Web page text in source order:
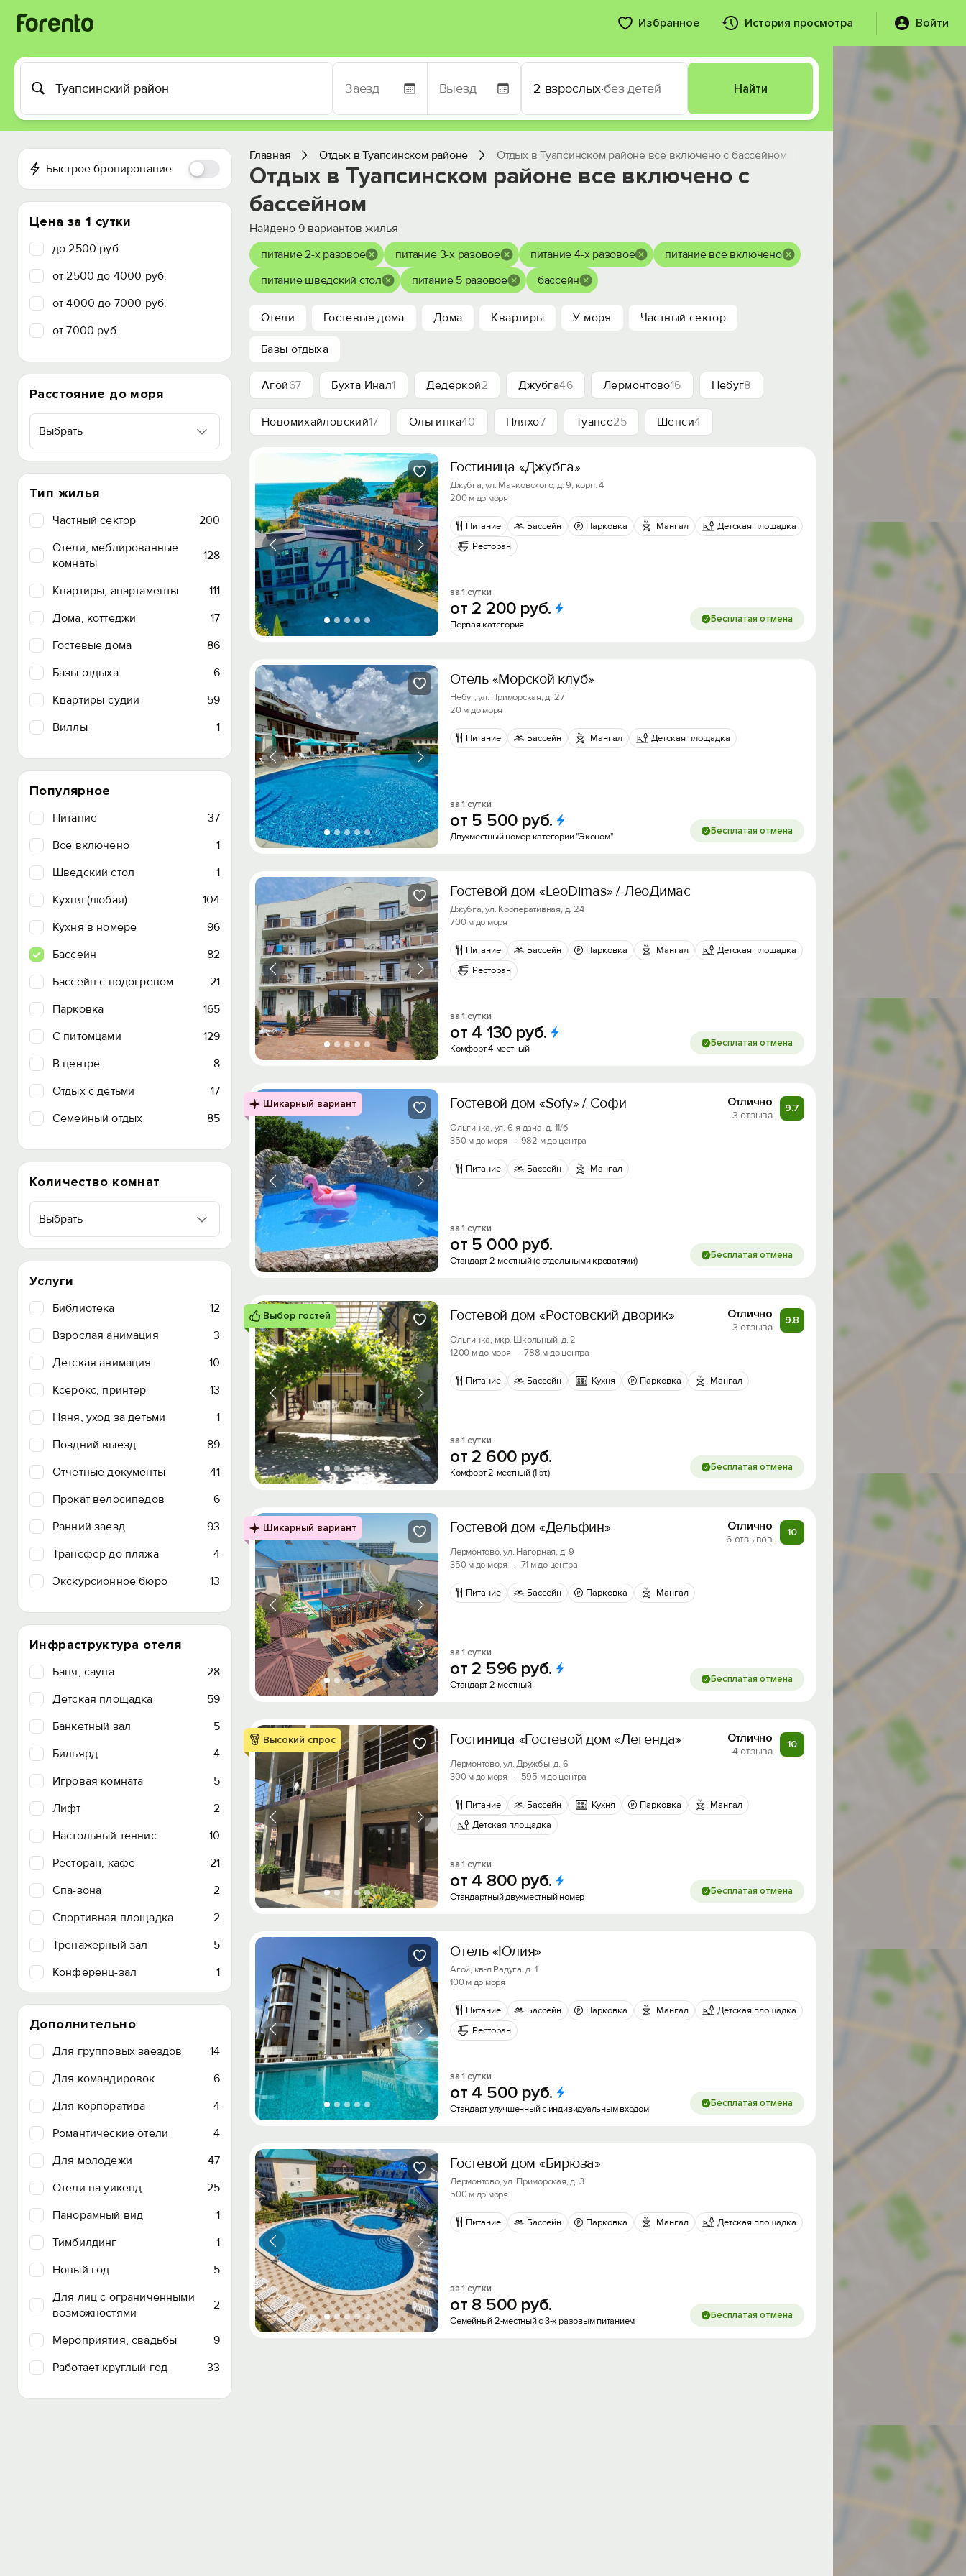
Избранное История просмотра Войти
2 взрослых·без детей Найти
Быстрое бронирование
Цена за 1 сутки
до 2500 руб.
от 2500 до 4000 руб.
от 4000 до 7000 руб.
от 7000 руб.
Расстояние до моря
Выбрать
Тип жилья
Частный сектор
200
Отели, меблированные
комнаты
128
Квартиры, апартаменты
111
Дома, коттеджи
17
Гостевые дома
86
Базы отдыха
6
Квартиры-судии
59
Виллы
1
Популярное
Питание
37
Все включено
1
Шведский стол
1
Кухня (любая)
104
Кухня в номере
96
Бассейн
82
Бассейн с подогревом
21
Парковка
165
C питомцами
129
В центре
8
Отдых с детьми
17
Семейный отдых
85
Количество комнат
Выбрать
Услуги
Библиотека
12
Взрослая анимация
3
Детская анимация
10
Ксерокс, принтер
13
Няня, уход за детьми
1
Поздний выезд
89
Отчетные документы
41
Прокат велосипедов
6
Ранний заезд
93
Трансфер до пляжа
4
Экскурсионное бюро
13
Инфраструктура отеля
Баня, сауна
28
Детская площадка
59
Банкетный зал
5
Бильярд
4
Игровая комната
5
Лифт
2
Настольный теннис
10
Ресторан, кафе
21
Спа-зона
2
Спортивная площадка
2
Тренажерный зал
5
Конференц-зал
1
Дополнительно
Для групповых заездов
14
Для командировок
6
Для корпоратива
4
Романтические отели
4
Для молодежи
47
Отели на уикенд
25
Панорамный вид
1
Тимбилдинг
1
Новый год
5
Для лиц с ограниченными
возможностями
2
Мероприятия, свадьбы
9
Работает круглый год
33
Главная Отдых в Туапсинском районе Отдых в Туапсинском районе все включено с бассейном
Отдых в Туапсинском районе все включено с
бассейном
Найдено 9 вариантов жилья
питание 2-х разовое
питание 3-х разовое питание 4-х разовое
питание все включено
питание шведский стол
питание 5 разовое бассейн
Отели Гостевые дома Дома Квартиры У моря Частный сектор
Базы отдыха
Агой67 Бухта Инал1 Дедеркой2 Джубга46 Лермонтово16 Небуг8
Новомихайловский17 Ольгинка40 Пляхо7 Туапсе25 Шепси4
Гостиница «Джубга»
Джубга, ул. Маяковского, д. 9, корп. 4
200 м до моря
Питание Бассейн Парковка Мангал
Детская площадка
Ресторан
за 1 сутки
от 2 200 руб.
Первая категория Бесплатая отмена
Отель «Морской клуб»
Небуг, ул. Приморская, д. 27
20 м до моря
Питание Бассейн Мангал Детская площадка
за 1 сутки
от 5 500 руб.
Двухместный номер категории "Эконом" Бесплатая отмена
Гостевой дом «LeoDimas» / ЛеоДимас
Джубга, ул. Кооперативная, д. 24
700 м до моря
Питание Бассейн Парковка Мангал
Детская площадка
Ресторан
за 1 сутки
от 4 130 руб.
Комфорт 4-местный Бесплатая отмена
Шикарный вариант Гостевой дом «Sofy» / Софи Отлично
3 отзыва
9.7
Ольгинка, ул. 6-я дача, д. 11/б
350 м до моря
· 982 м до центра
Питание Бассейн Мангал
за 1 сутки
от 5 000 руб.
Стандарт 2-местный (с отдельными кроватями) Бесплатая отмена
Выбор гостей Гостевой дом «Ростовский дворик» Отлично
3 отзыва
9.8
Ольгинка, мкр. Школьный, д. 2
1200 м до моря
· 788 м до центра
Питание Бассейн Кухня Парковка Мангал
за 1 сутки
от 2 600 руб.
Комфорт 2-местный (1 эт.) Бесплатая отмена
Шикарный вариант Гостевой дом «Дельфин» Отлично
6 отзывов
10
Лермонтово, ул. Нагорная, д. 9
350 м до моря
· 71 м до центра
Питание Бассейн Парковка Мангал
за 1 сутки
от 2 596 руб.
Стандарт 2-местный Бесплатая отмена
Высокий спрос Гостиница «Гостевой дом «Легенда» Отлично
4 отзыва
10
Лермонтово, ул. Дружбы, д. 6
300 м до моря
· 595 м до центра
Питание Бассейн Кухня Парковка
Мангал
Детская площадка
за 1 сутки
от 4 800 руб.
Стандартный двухместный номер Бесплатая отмена
Отель «Юлия»
Агой, кв-л Радуга, д. 1
100 м до моря
Питание Бассейн Парковка Мангал
Детская площадка
Ресторан
за 1 сутки
от 4 500 руб.
Стандарт улучшенный с индивидуальным входом Бесплатая отмена
Гостевой дом «Бирюза»
Лермонтово, ул. Приморская, д. 3
500 м до моря
Питание Бассейн Парковка Мангал Детская площадка
за 1 сутки
от 8 500 руб.
Семейный 2-местный с 3-х разовым питанием Бесплатая отмена